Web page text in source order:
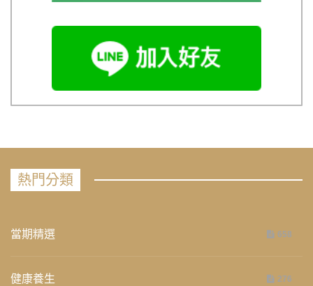
熱門分類
當期精選 658
健康養生 276